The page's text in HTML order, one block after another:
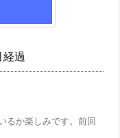
過
るか楽しみです。前回